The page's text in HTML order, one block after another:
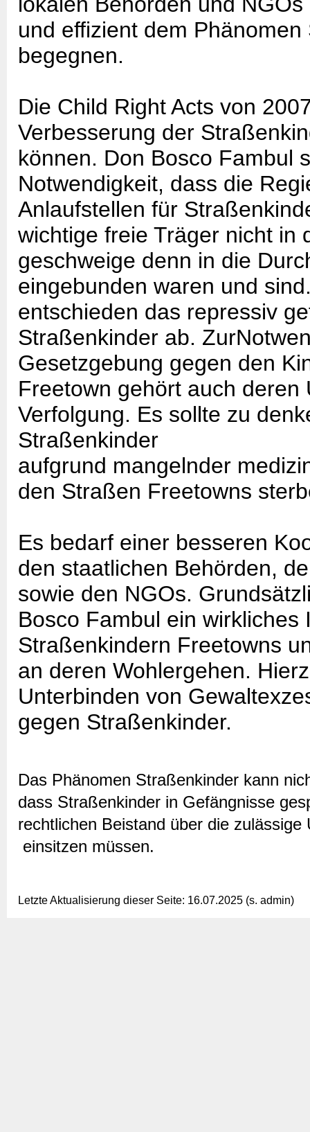
und effizient dem
begegnen.
Die Child Right Acts von
Verbesserung der
können. Don Bosco Fambul
Notwendigkeit, dass die
Anlaufstellen für
wichtige freie Träger nicht in
geschweige denn in die
eingebunden waren und
entschieden das repressiv
Straßenkinder ab.
Gesetzgebung gegen den
Freetown gehört auch deren
Verfolgung. Es sollte zu
Straßenkinder
aufgrund mangelnder
den Straßen Freetowns
Es bedarf einer besseren
den staatlichen Behörden,
sowie den NGOs.
Bosco Fambul ein wirkliches
Straßenkindern Freetowns
an deren Wohlergehen.
Unterbinden von
gegen Straßenkinder.
Das Phänomen Straßenkinder kann
dass Straßenkinder in Gefängnisse
rechtlichen Beistand über die
einsitzen müssen.
Letzte Aktualisierung dieser Seite: 16.07.2025 (s. admin)